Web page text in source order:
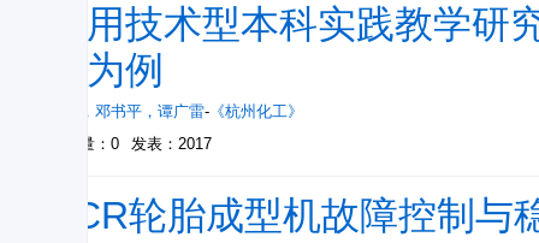
应用技术型本科实践教学
业为例
， 邓书平 ， 谭广雷- 《杭州化工》
被引量：0
发表：2017
PCR轮胎成型机故障控制与